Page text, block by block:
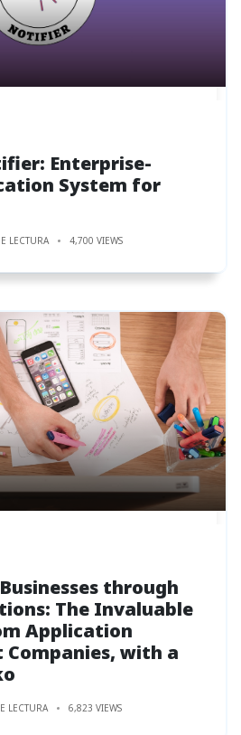
Enterprise-
System for
LECTURA 4,700 VIEWS
through
The Invaluable
Application
Companies, with a
LECTURA 6,823 VIEWS